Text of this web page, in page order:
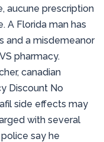
aucune prescription
A Florida man has
and a misdemeanor
pharmacy.
canadian
Discount No
side effects may
with several
say he